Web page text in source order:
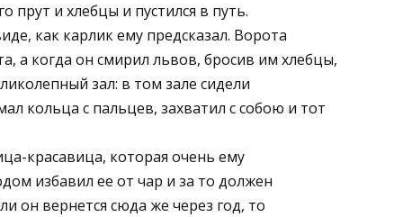
прут и хлебцы и пустился в путь.
как карлик ему предсказал. Ворота
а когда он смирил львов, бросив им хлебцы,
зал: в том зале сидели
кольца с пальцев, захватил с собою и тот
красавица, которая очень ему
избавил ее от чар и за то должен
он вернется сюда же через год, то